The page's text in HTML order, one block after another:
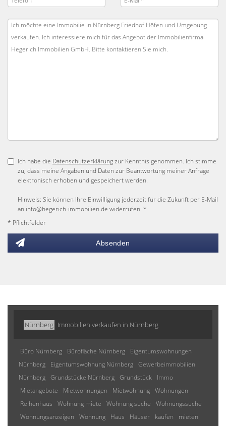
Ich habe die Datenschutzerklärungzur Kenntnis genommen. Ich stimme
zu, dass meine Angaben und Daten zur Beantwortung meiner Anfrage
elektronisch erhoben und gespeichert werden.
Hinweis: Sie können Ihre Einwilligung jederzeit für die Zukunft per E-Mail
an info@hegerich-immobilien.de widerrufen. *
* Pflichtfelder
Absenden
Nürnberg Immobilien verkaufen in Nürnberg
Büro Nürnberg Bürofläche Nürnberg
Eigentumswohnungen
Nürnberg
Eigentumswohnung Nürnberg Gewerbeimmobilien
Nürnberg Grundstücke Nürnberg Grundstück
Immo
Mietangebote
Mietwohnungen Mietwohnung Wohnungen
Reihenhaus
Wohnung miete Wohnung suche
Wohnungssuche
Wohnungsanzeigen
Wohnung Haus Häuser kaufen
mieten